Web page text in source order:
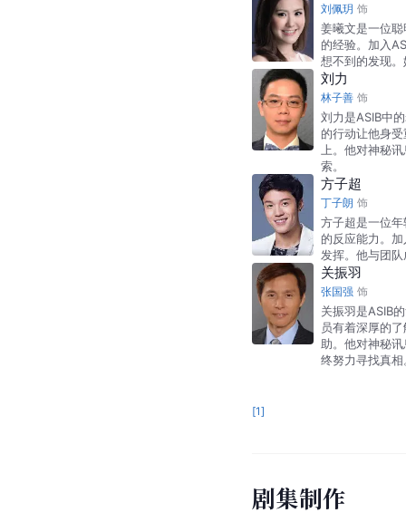
刘佩玥 饰
姜曦文是一位
的经验。加入
想不到的发现
刘力
林子善 饰
刘力是ASIB中
的行动让他身
上。他对神秘
索。
方子超
丁子朗 饰
方子超是一位
的反应能力。
发挥。他与团
关振羽
张国强 饰
关振羽是ASIB
员有着深厚的
助。他对神秘
终努力寻找真相
[1]
剧集制作